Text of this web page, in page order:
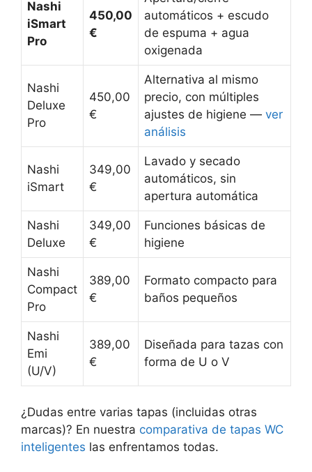
Nashi
iSmart
Pro
450,00
€
automáticos + escudo
de espuma + agua
oxigenada
Nashi
Deluxe
Pro
450,00
€
Alternativa al mismo
precio, con múltiples
ajustes de higiene — ver
análisis
Nashi
iSmart
349,00
€
Lavado y secado
automáticos, sin
apertura automática
Nashi
Deluxe
349,00
€
Funciones básicas de
higiene
Nashi
Compact
Pro
389,00
€
Formato compacto para
baños pequeños
Nashi
Emi
(U/V)
389,00
€
Diseñada para tazas con
forma de U o V
¿Dudas entre varias tapas (incluidas otras
marcas)? En nuestra comparativa de tapas WC
inteligentes las enfrentamos todas.